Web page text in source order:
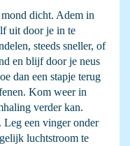
dicht. Adem in
uit door je in te
steeds sneller, of
en blijf door je neus
dan een stapje terug
Kom weer in
verder kan.
een vinger onder
luchtstroom te